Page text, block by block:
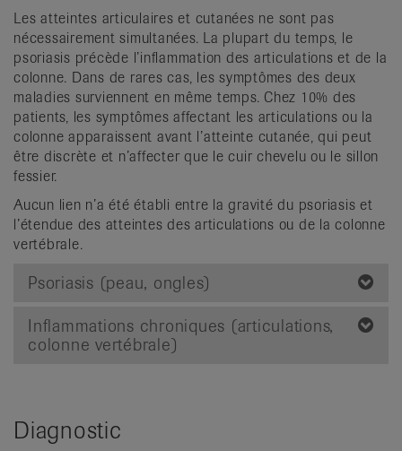
Les atteintes articulaires et cutanées ne sont pas
nécessairement simultanées. La plupart du temps, le
psoriasis précède l’inflammation des articulations et de la
colonne. Dans de rares cas, les symptômes des deux
maladies surviennent en même temps. Chez 10% des
patients, les symptômes affectant les articulations ou la
colonne apparaissent avant l’atteinte cutanée, qui peut
être discrète et n’affecter que le cuir chevelu ou le sillon
fessier.
Aucun lien n’a été établi entre la gravité du psoriasis et
l’étendue des atteintes des articulations ou de la colonne
vertébrale.
Psoriasis (peau, ongles)
Inflammations chroniques (articulations,
colonne vertébrale)
Diagnostic